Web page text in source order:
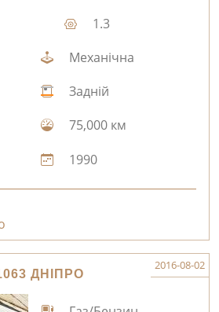
1.3
Механічна
Задній
75,000 км
1990
ДНІПРО
2016-08-02